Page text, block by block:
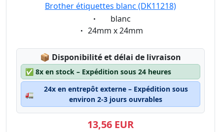
Brother étiquettes blanc (DK11218)
Eigenschaft:
blanc
Eigenschaft:
24mm x 24mm
📦 Lagerstatus:
Disponibilité et délai de livraison
✅ 8x en stock – Expédition sous 24 heures
🚛
24x en entrepôt externe – Expédition sous
environ 2-3 jours ouvrables
13,56 EUR